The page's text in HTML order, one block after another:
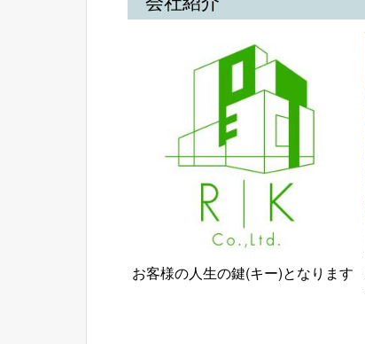
お客様の人生の鍵(キー)となります